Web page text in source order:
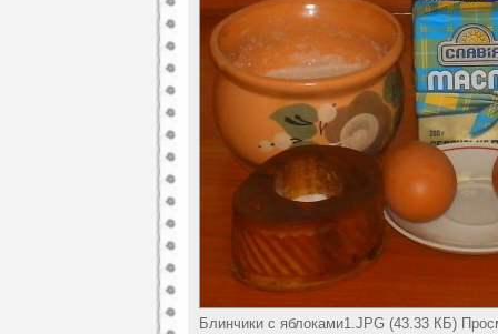
Блинчики с яблоками1.JPG (43.33 КБ)